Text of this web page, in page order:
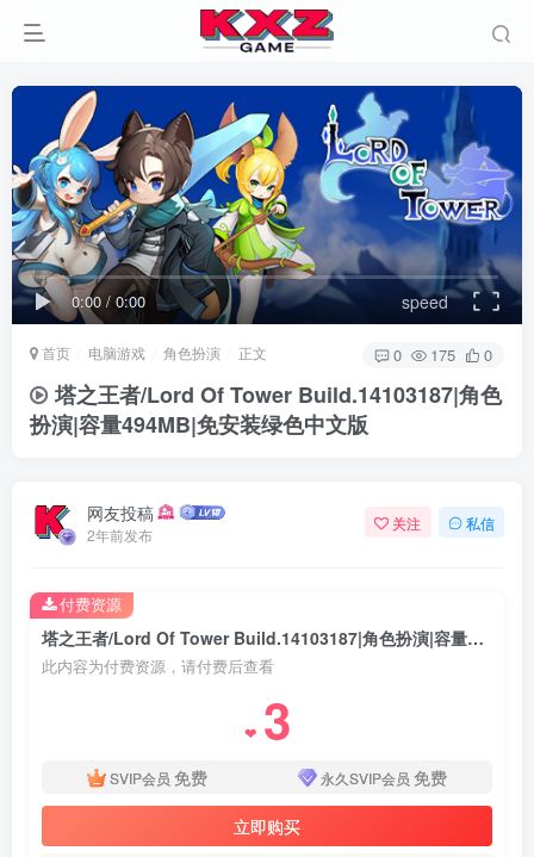
0:00/00:53 speed
首页 电脑游戏 角色扮演 正文 0 175 0
塔之王者/Lord Of Tower Build.14103187|角色
此内容为付费资源，请付费后查看
付费资源